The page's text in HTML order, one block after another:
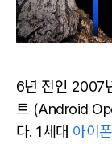
6년 전인 2007
트 (Android
다. 1세대 아이폰